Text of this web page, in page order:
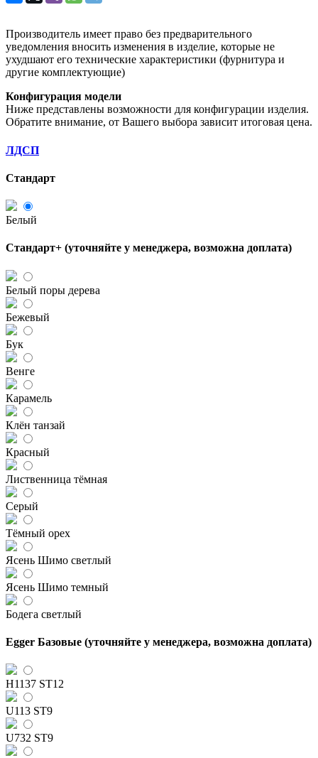
Производитель имеет право без предварительного
уведомления вносить изменения в изделие, которые не
ухудшают его технические характеристики (фурнитура и
другие комплектующие)
Конфигурация модели
Ниже представлены возможности для конфигурации изделия.
Обратите внимание, от Вашего выбора зависит итоговая цена.
ЛДСП
Стандарт
Белый
Стандарт+ (уточняйте у менеджера, возможна доплата)
Белый поры дерева
Бежевый
Бук
Венге
Карамель
Клён танзай
Красный
Лиственница тёмная
Серый
Тёмный орех
Ясень Шимо светлый
Ясень Шимо темный
Бодега светлый
Egger Базовые (уточняйте у менеджера, возможна доплата)
H1137 ST12
U113 ST9
U732 ST9